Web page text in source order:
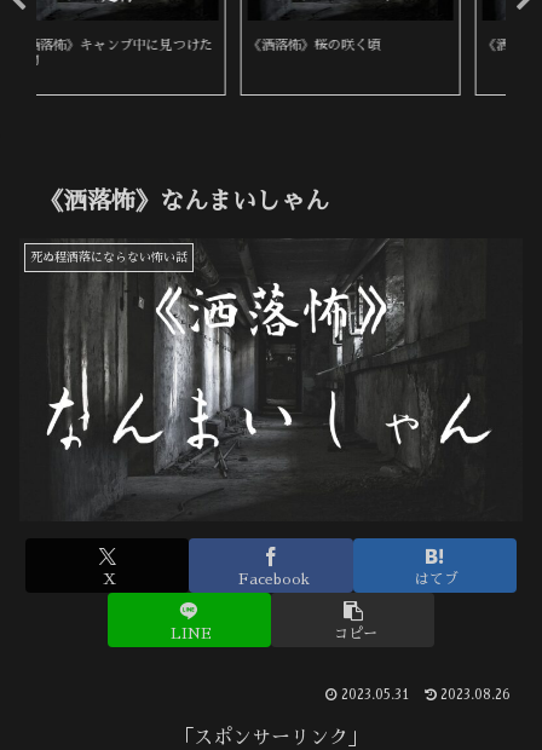
《洒落怖》桜の咲く頃 《洒落怖》雨の夜に来た女性
《洒落怖》なんまいしゃん
死ぬ程洒落にならない怖い話
X Facebook はてブ
LINE コピー
2023.05.31 2023.08.26
「スポンサーリンク」